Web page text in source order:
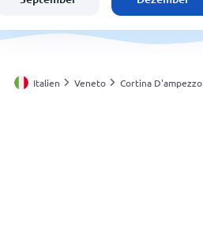
Schweiz
Deutschland
Italien Veneto Cortina D'ampezzo